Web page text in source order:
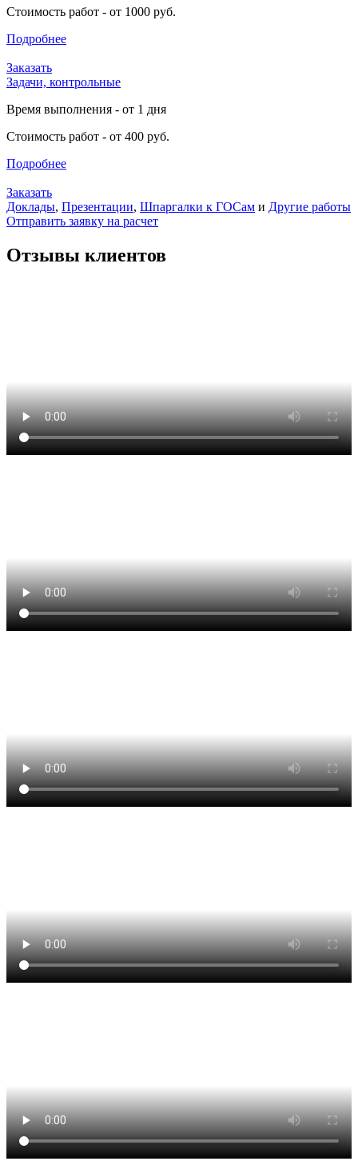
Стоимость работ - от 1000 руб.
Подробнее
Заказать
Задачи, контрольные
Время выполнения - от 1 дня
Стоимость работ - от 400 руб.
Подробнее
Заказать
Доклады, Презентации, Шпаргалки к ГОСам и Другие работы
Отправить заявку на расчет
Отзывы клиентов